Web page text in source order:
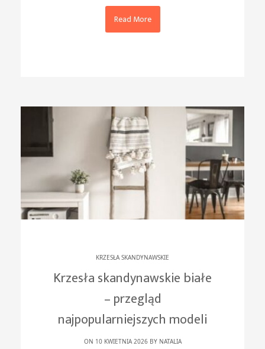
Read More
KRZESŁA SKANDYNAWSKIE
Krzesła skandynawskie białe
– przegląd
najpopularniejszych modeli
ON 10 KWIETNIA 2026 BY NATALIA